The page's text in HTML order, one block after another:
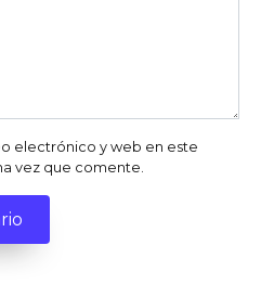
electrónico y web en este
vez que comente.